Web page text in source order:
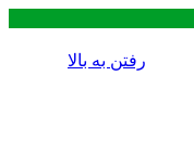
رفتن به بالا